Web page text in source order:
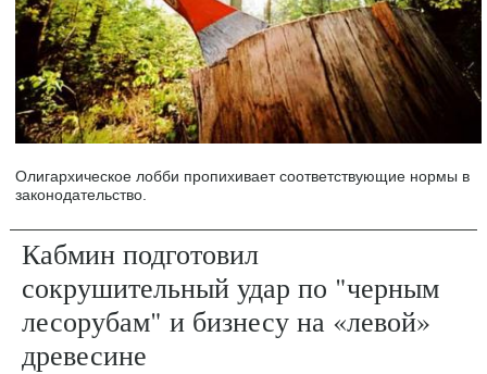
Олигархическое лобби пропихивает соответствующие нормы в
законодательство.
Кабмин подготовил
сокрушительный удар по "черным
лесорубам" и бизнесу на «левой»
древесине